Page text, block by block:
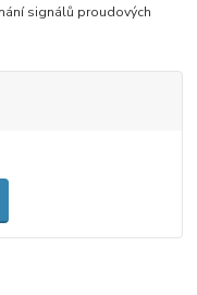
signálů proudových